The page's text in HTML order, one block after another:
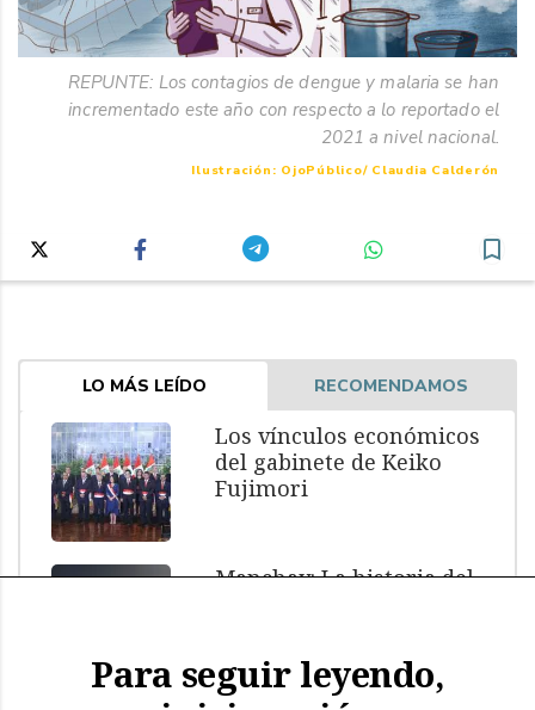
REPUNTE: Los contagios de dengue y malaria se han
incrementado este año con respecto a lo reportado el
2021 a nivel nacional.
Ilustración: OjoPúblico/ Claudia Calderón
LO MÁS LEÍDO RECOMENDAMOS
Los vínculos económicos
del gabinete de Keiko
Fujimori
Manchay: La historia del
Para seguir leyendo,